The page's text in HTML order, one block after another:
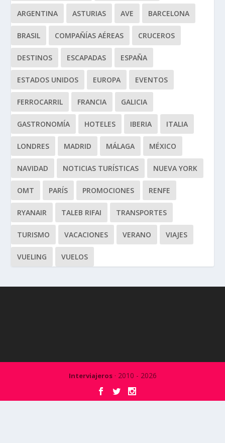
ARGENTINA ASTURIAS AVE BARCELONA
BRASIL COMPAÑÍAS AÉREAS CRUCEROS
DESTINOS ESCAPADAS ESPAÑA
ESTADOS UNIDOS EUROPA EVENTOS
FERROCARRIL FRANCIA GALICIA
GASTRONOMÍA HOTELES IBERIA ITALIA
LONDRES MADRID MÁLAGA MÉXICO
NAVIDAD NOTICIAS TURÍSTICAS NUEVA YORK
OMT PARÍS PROMOCIONES RENFE
RYANAIR TALEB RIFAI TRANSPORTES
TURISMO VACACIONES VERANO VIAJES
VUELING VUELOS
Interviajeros· 2010 - 2026